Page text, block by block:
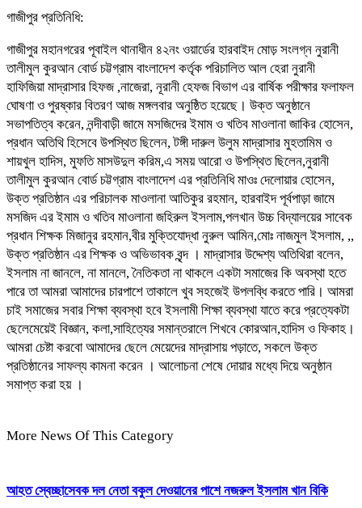
গাজীপুর প্রতিনিধি:
গাজীপুর মহানগরের পূবাইল থানাধীন ৪২নং ওয়ার্ডের হারবাইদ মোড় সংলগ্ন নুরানী
তালীমুল কুরআন বোর্ড চট্টগ্রাম বাংলাদেশ কর্তৃক পরিচালিত আল হেরা নুরানী
হাফিজিয়া মাদ্রাসার হিফজ ,নাজেরা, নূরানী হেফজ বিভাগ এর বার্ষিক পরীক্ষার ফলাফল
ঘোষণা ও পুরষ্কার বিতরণ আজ মঙ্গলবার অনুষ্ঠিত হয়েছে। উক্ত অনুষ্ঠানে
সভাপতিত্ব করেন, নন্দীবাড়ী জামে মসজিদের ইমাম ও খতিব মাওলানা জাকির হোসেন,
প্রধান অতিথি হিসেবে উপস্থিত ছিলেন, টঙ্গী দারুল উলুম মাদ্রাসার মুহতামিম ও
শায়খুল হাদিস, মুফতি মাসউদুল করিম,এ সময় আরো ও উপস্থিত ছিলেন,নুরানী
তালীমুল কুরআন বোর্ড চট্টগ্রাম বাংলাদেশ এর প্রতিনিধি মাওঃ দেলোয়ার হোসেন,
উক্ত প্রতিষ্ঠান এর পরিচালক মাওলানা আতিকুর রহমান, হারবাইদ পূর্বপাড়া জামে
মসজিদ এর ইমাম ও খতিব মাওলানা জহিরুল ইসলাম,পলখান উচ্চ বিদ্যালয়ের সাবেক
প্রধান শিক্ষক মিজানুর রহমান,বীর মুক্তিযোদ্ধা নুরুল আমিন,মোঃ নাজমুল ইসলাম, ,,
উক্ত প্রতিষ্ঠান এর শিক্ষক ও অভিভাবক বৃন্দ । মাদ্রাসার উদ্দেশ্য অতিথিরা বলেন,
ইসলাম না জানলে, না মানলে, নৈতিকতা না থাকলে একটা সমাজের কি অবস্থা হতে
পারে তা আমরা আমাদের চারপাশে তাকালে খুব সহজেই উপলব্ধি করতে পারি। আমরা
চাই সমাজের সবার শিক্ষা ব্যবস্থা হবে ইসলামী শিক্ষা ব্যবস্থা যাতে করে প্রত্যেকটা
ছেলেমেয়েই বিজ্ঞান, কলা,সাহিত্যের সমান্তরালে শিখবে কোরআন,হাদিস ও ফিকাহ।
আমরা চেষ্টা করবো আমাদের ছেলে মেয়েদের মাদ্রাসায় পড়াতে, সকলে উক্ত
প্রতিষ্ঠানের সাফল্য কামনা করেন । আলোচনা শেষে দোয়ার মধ্যে দিয়ে অনুষ্ঠান
সমাপ্ত করা হয় ।
More News Of This Category
আহত স্বেচ্ছাসেবক দল নেতা বকুল দেওয়ানের পাশে নজরুল ইসলাম খান বিকি